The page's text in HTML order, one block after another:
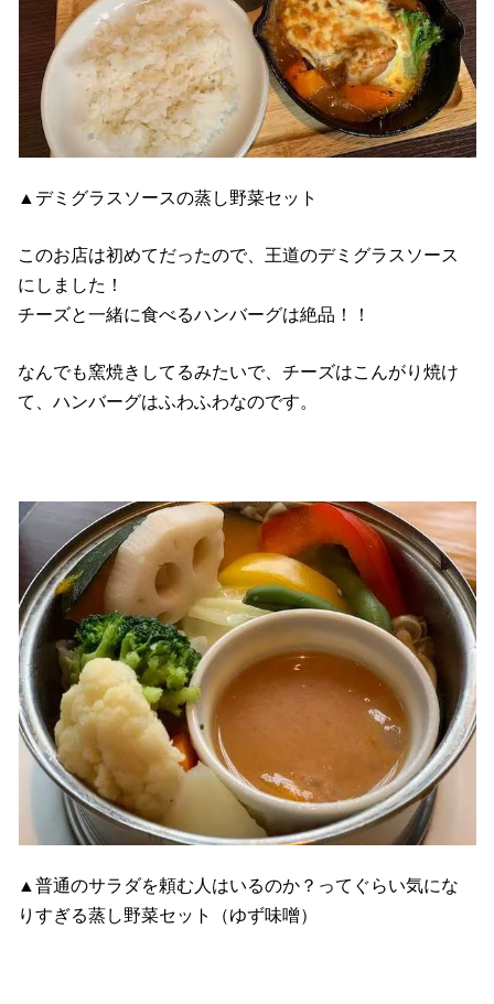
▲デミグラスソースの蒸し野菜セット
このお店は初めてだったので、王道のデミグラスソース
にしました！
チーズと一緒に食べるハンバーグは絶品！！
なんでも窯焼きしてるみたいで、チーズはこんがり焼け
て、ハンバーグはふわふわなのです。
▲普通のサラダを頼む人はいるのか？ってぐらい気にな
りすぎる蒸し野菜セット（ゆず味噌）